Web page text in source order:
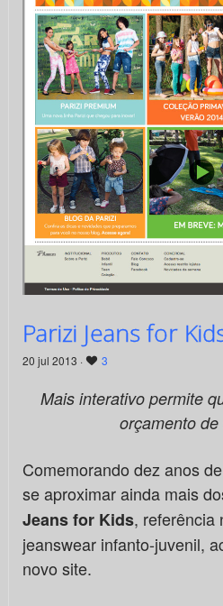
Parizi Jeans for
20 jul 2013 · 3
Mais interativo permite
orçamento
Comemorando dez anos
se aproximar ainda mais
Jeans for Kids, referência
jeanswear infanto-juvenil,
novo site.